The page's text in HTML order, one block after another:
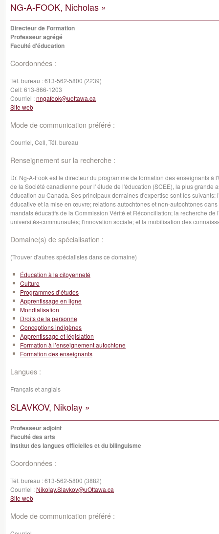
NG-A-FOOK, Nicholas »
Directeur de Formation
Professeur agrégé
Faculté d'éducation
Coordonnées :
Tél. bureau :613-562-5800 (2239)
Cell:613-866-1203
Courriel :nngafook@uottawa.ca
Site web
Mode de communication préféré :
Courriel, Cell, Tél. bureau
Renseignement sur la recherche :
Dr. Ng-A-Fook est le directeur du programme de formation des enseignants à
de la Société canadienne pour l' étude de l'éducation (SCEE), la plus grande
éducation au Canada. Ses principaux domaines d'expertise sont les
éducative et la mise en œuvre; relations autochtones et non-autochtones
mandats éducatifs de la Commission Vérité et Réconciliation; la recherche
universités-communautés; l'innovation sociale; et la mobilisation des
Domaine(s) de spécialisation :
(Trouver d'autres spécialistes dans ce domaine)
Éducation à la citoyenneté
Culture
Programmes d’études
Apprentissage en ligne
Mondialisation
Droits de la personne
Conceptions indigènes
Apprentissage et législation
Formation à l’enseignement autochtone
Formation des enseignants
Langues :
Français et anglais
SLAVKOV, Nikolay »
Professeur adjoint
Faculté des arts
Institut des langues officielles et du bilinguisme
Coordonnées :
Tél. bureau :613-562-5800 (3882)
Courriel : Nikolay.Slavkov@uOttawa.ca
Site web
Mode de communication préféré :